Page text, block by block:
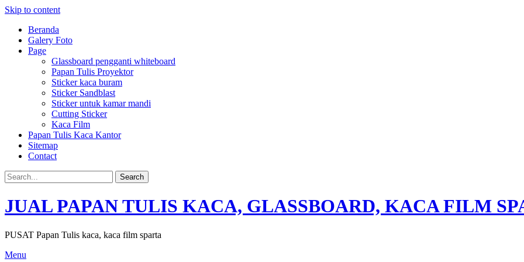
Skip to content
Beranda
Galery Foto
Page
Glassboard pengganti whiteboard
Papan Tulis Proyektor
Sticker kaca buram
Sticker Sandblast
Sticker untuk kamar mandi
Cutting Sticker
Kaca Film
Papan Tulis Kaca Kantor
Sitemap
Contact
JUAL PAPAN TULIS KACA, GLASSBOARD, KACA FILM
PUSAT Papan Tulis kaca, kaca film sparta
Menu